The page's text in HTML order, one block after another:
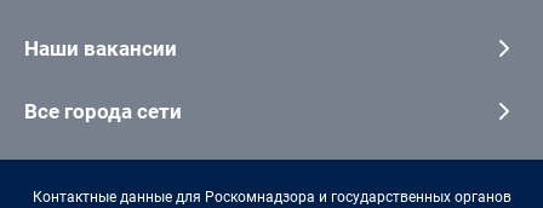
Наши вакансии
Все города сети
Контактные данные для Роскомнадзора и государственных органов